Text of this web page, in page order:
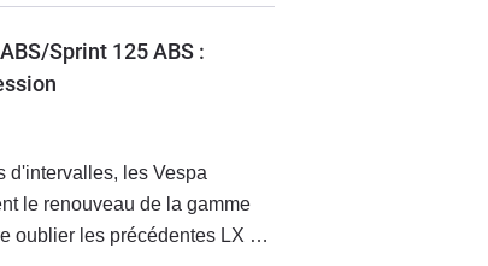
Slip Regulation).
Sprint 125 ABS :
d'intervalles, les Vespa
le renouveau de la gamme
oublier les précédentes LX et